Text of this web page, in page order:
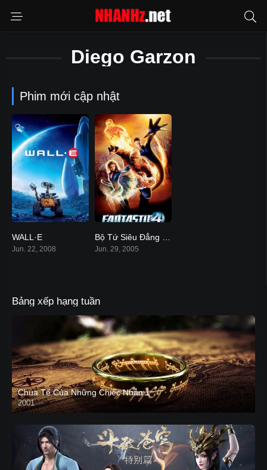
Diego Garzon
Phim mới cập nhật
WALL·E
Jun. 22, 2008
5.7
Jun. 29, 2005
Bảng xếp hạng tuần
Chúa Tể Của Những Chiếc Nhẫn 1
2001